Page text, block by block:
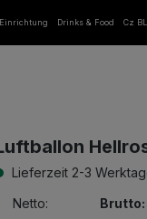
Einrichtung Drinks & Food Cz
Lieferzeit 2-3
Netto:
Brutto: